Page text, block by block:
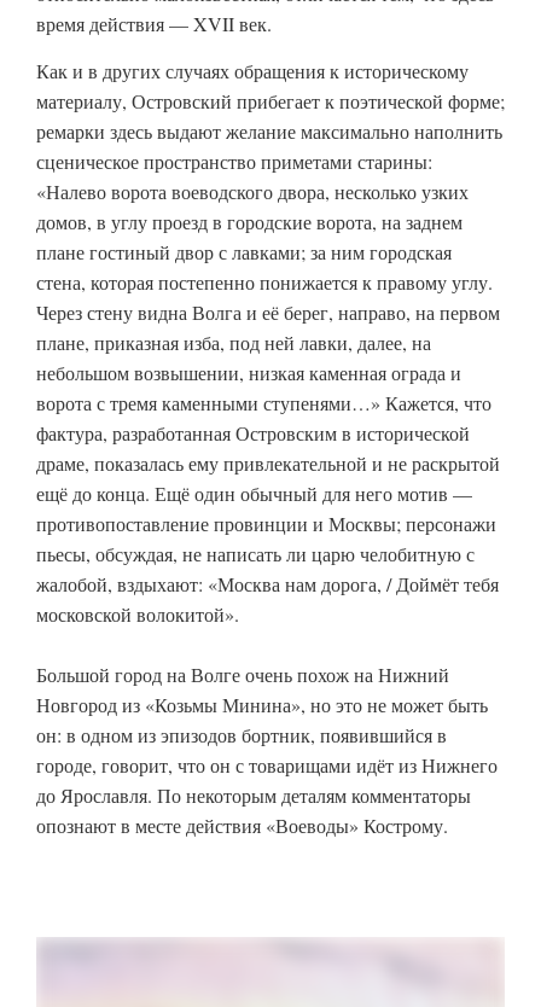
время действия — XVII век.
Как и в других случаях обращения к историческому
материалу, Островский прибегает к поэтической форме;
ремарки здесь выдают желание максимально наполнить
сценическое пространство приметами старины:
«Налево ворота воеводского двора, несколько узких
домов, в углу проезд в городские ворота, на заднем
плане гостиный двор с лавками; за ним городская
стена, которая постепенно понижается к правому углу.
Через стену видна Волга и её берег, направо, на первом
плане, приказная изба, под ней лавки, далее, на
небольшом возвышении, низкая каменная ограда и
ворота с тремя каменными ступенями…» Кажется, что
фактура, разработанная Островским в исторической
драме, показалась ему привлекательной и не раскрытой
ещё до конца. Ещё один обычный для него мотив —
противопоставление провинции и Москвы; персонажи
пьесы, обсуждая, не написать ли царю челобитную с
жалобой, вздыхают: «Москва нам дорога, / Доймёт тебя
московской волокитой».
Большой город на Волге очень похож на Нижний
Новгород из «Козьмы Минина», но это не может быть
он: в одном из эпизодов бортник, появившийся в
городе, говорит, что он с товарищами идёт из Нижнего
до Ярославля. По некоторым деталям комментаторы
опознают в месте действия «Воеводы» Кострому.